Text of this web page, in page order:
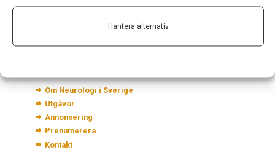
Hantera alternativ
113 68 Stockholm
nis@pharma-industry.se
Om Neurologi i Sverige
Utgåvor
Annonsering
Prenumerera
Kontakt